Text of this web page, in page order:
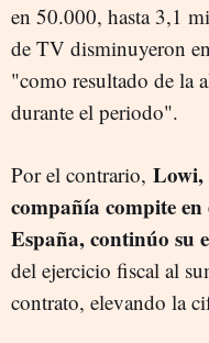
en 50.000, hasta 3,1
de TV disminuyeron
"como resultado de la
durante el periodo".
Por el contrario, Lowi,
compañía compite en
España, continúo su
del ejercicio fiscal al
contrato, elevando la